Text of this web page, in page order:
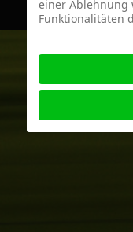
einer Ablehnung
Funktionalitäten